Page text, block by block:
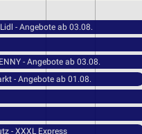
Lidl - Angebote ab 03.08.
- Angebote ab 03.08.
- Angebote ab 01.08.
- XXXL Express